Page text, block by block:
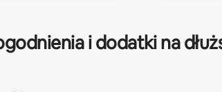
i dodatki na